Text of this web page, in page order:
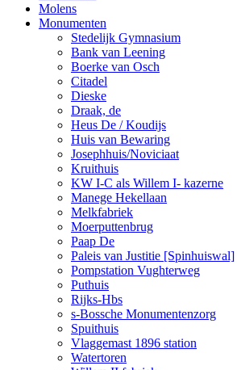
Molens
Monumenten
Stedelijk Gymnasium
Bank van Leening
Boerke van Osch
Citadel
Dieske
Draak, de
Heus De / Koudijs
Huis van Bewaring
Josephhuis/Noviciaat
Kruithuis
KW I-C als Willem I- kazerne
Manege Hekellaan
Melkfabriek
Moerputtenbrug
Paap De
Paleis van Justitie [Spinhuiswal]
Pompstation Vughterweg
Puthuis
Rijks-Hbs
s-Bossche Monumentenzorg
Spuithuis
Vlaggemast 1896 station
Watertoren